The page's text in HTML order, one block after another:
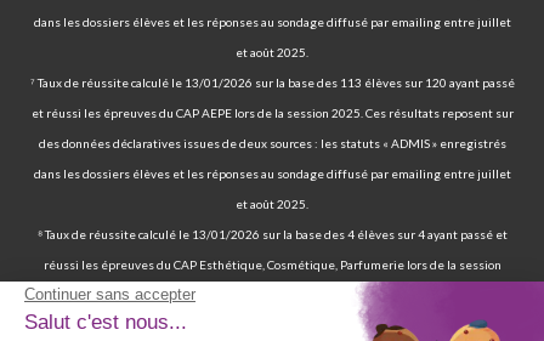
dans les dossiers élèves et les réponses au sondage diffusé par emailing entre juillet
et août 2025.
⁷ Taux de réussite calculé le 13/01/2026 sur la base des 113 élèves sur 120 ayant passé
et réussi les épreuves du CAP AEPE lors de la session 2025. Ces résultats reposent sur
des données déclaratives issues de deux sources : les statuts « ADMIS » enregistrés
dans les dossiers élèves et les réponses au sondage diffusé par emailing entre juillet
et août 2025.
⁸ Taux de réussite calculé le 13/01/2026 sur la base des 4 élèves sur 4 ayant passé et
réussi les épreuves du CAP Esthétique, Cosmétique, Parfumerie lors de la session
2025. Ces résultats reposent sur des données déclaratives issues de deux sources : les
statuts « ADMIS » enregistrés dans les dossiers élèves et les réponses au sondage